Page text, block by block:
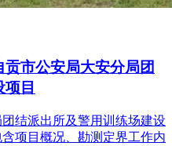
市公安局大安分局团
目
结派出所及警用训练场建设
项目概况、勘测定界工作内